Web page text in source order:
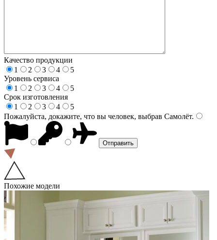
Качество продукции
1
2 3 4
5
Уровень сервиса
1
2 3 4
5
Срок изготовления
1
2 3 4
5
Пожалуйста, докажите, что вы человек, выбрав Самолёт.
Похожие модели